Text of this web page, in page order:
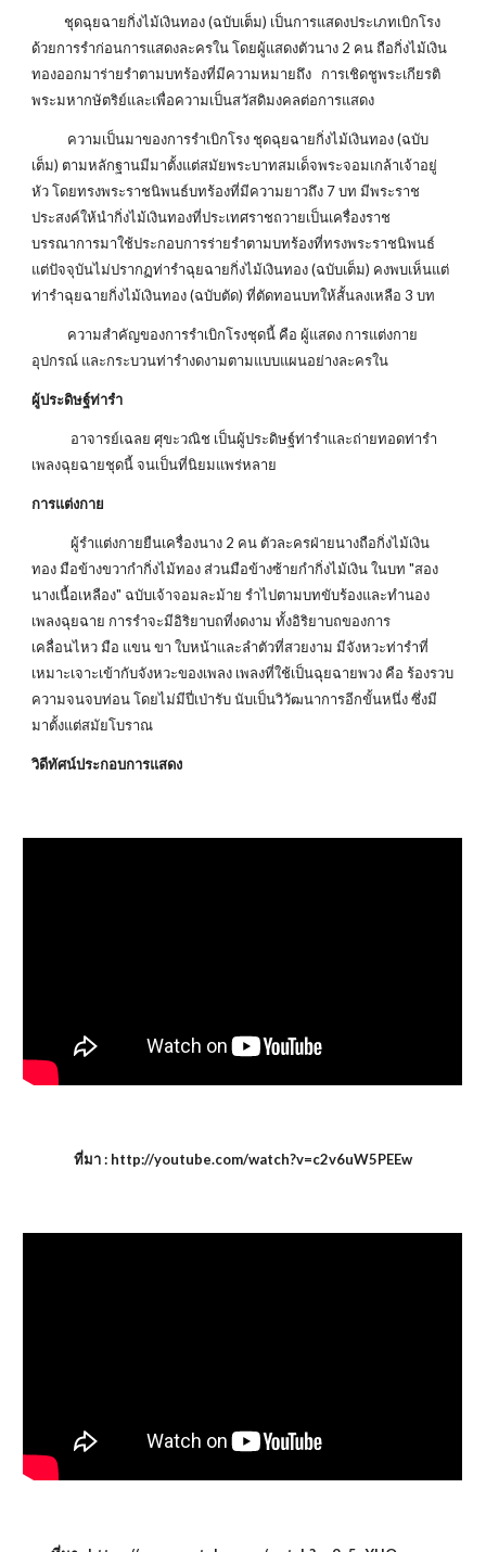
ชุดฉุยฉายกิ่งไม้เงินทอง (ฉบับเต็ม) เป็นการแสดงประเภทเบิกโรง
ด้วยการรำก่อนการแสดงละครใน โดยผู้แสดงตัวนาง 2 คน ถือกิ่งไม้เงิน
ทองออกมาร่ายรำตามบทร้องที่มีความหมายถึง การเชิดชูพระเกียรติ
พระมหากษัตริย์และเพื่อความเป็นสวัสดิมงคลต่อการแสดง
ความเป็นมาของการรำเบิกโรง ชุดฉุยฉายกิ่งไม้เงินทอง (ฉบับ
เต็ม) ตามหลักฐานมีมาตั้งแต่สมัยพระบาทสมเด็จพระจอมเกล้าเจ้าอยู่
หัว โดยทรงพระราชนิพนธ์บทร้องที่มีความยาวถึง 7 บท มีพระราช
ประสงค์ให้นำกิ่งไม้เงินทองที่ประเทศราชถวายเป็นเครื่องราช
บรรณาการมาใช้ประกอบการร่ายรำตามบทร้องที่ทรงพระราชนิพนธ์
แต่ปัจจุบันไม่ปรากฏท่ารำฉุยฉายกิ่งไม้เงินทอง (ฉบับเต็ม) คงพบเห็นแต่
ท่ารำฉุยฉายกิ่งไม้เงินทอง (ฉบับตัด) ที่ตัดทอนบทให้สั้นลงเหลือ 3 บท
ความสำคัญของการรำเบิกโรงชุดนี้ คือ ผู้แสดง การแต่งกาย
อุปกรณ์ และกระบวนท่ารำงดงามตามแบบแผนอย่างละครใน
ผู้ประดิษฐ์ท่ารำ
อาจารย์เฉลย ศุขะวณิช เป็นผู้ประดิษฐ์ท่ารำและถ่ายทอดท่ารำ
เพลงฉุยฉายชุดนี้ จนเป็นที่นิยมแพร่หลาย
การแต่งกาย
ผู้รำแต่งกายยืนเครื่องนาง 2 คน ตัวละครฝ่ายนางถือกิ่งไม้เงิน
ทอง มือข้างขวากำกิ่งไม้ทอง ส่วนมือข้างซ้ายกำกิ่งไม้เงิน ในบท "สอง
นางเนื้อเหลือง" ฉบับเจ้าจอมละม้าย รำไปตามบทขับร้องและทำนอง
เพลงฉุยฉาย การรำจะมีอิริยาบถที่งดงาม ทั้งอิริยาบถของการ
เคลื่อนไหว มือ แขน ขา ใบหน้าและลำตัวที่สวยงาม มีจังหวะท่ารำที่
เหมาะเจาะเข้ากับจังหวะของเพลง เพลงที่ใช้เป็นฉุยฉายพวง คือ ร้องรวบ
ความจนจบท่อน โดยไม่มีปี่เป่ารับ นับเป็นวิวัฒนาการอีกขั้นหนึ่ง ซึ่งมี
มาตั้งแต่สมัยโบราณ
วิดีทัศน์ประกอบการแสดง
ที่มา : http://youtube.com/watch?v=c2v6uW5PEEw